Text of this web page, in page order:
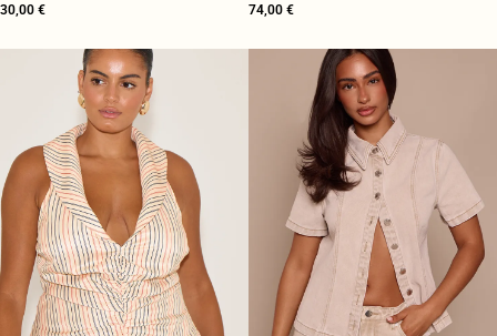
30,00 € 74,00 €